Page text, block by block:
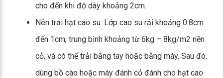
cho đến khi độ dày khoảng 2cm.
Nên trải hạt cao su: Lớp cao su rải khoảng 0.8cm
đến 1cm, trung bình khoảng từ 6kg – 8kg/m2 nền
cỏ, và có thể trải bằng tay hoặc bằng máy. Sau đó,
dùng bồ cào hoặc máy đánh cỏ đánh cho hạt cao